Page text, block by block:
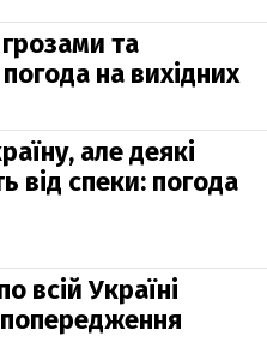
та
на вихідних
але деякі
від спеки: погода
всій Україні